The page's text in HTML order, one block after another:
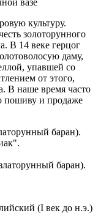
культуру.
золоторунного
В 14 веке герцог
даму,
упавшей со
от этого,
В наше время часто
пошиву и продаже
баран).
(I век до н.э.)